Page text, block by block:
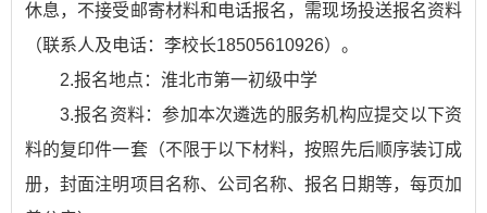
休息，不接受邮寄材料和电话报名，需现场投送报名资料
（联系人及电话：李校长18505610926）。
2.报名地点：淮北市第一初级中学
3.报名资料：参加本次遴选的服务机构应提交以下资
料的复印件一套（不限于以下材料，按照先后顺序装订成
册，封面注明项目名称、公司名称、报名日期等，每页加